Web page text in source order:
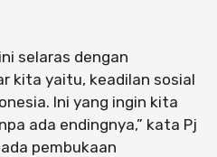
selaras dengan
kita yaitu, keadilan sosial
Ini yang ingin kita
ada endingnya,” kata Pj
pembukaan